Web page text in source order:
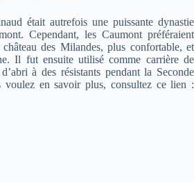
était autrefois une puissante dynastie
Cependant, les Caumont préféraient
des Milandes, plus confortable, et
Il fut ensuite utilisé comme carrière de
à des résistants pendant la Seconde
voulez en savoir plus, consultez ce lien :